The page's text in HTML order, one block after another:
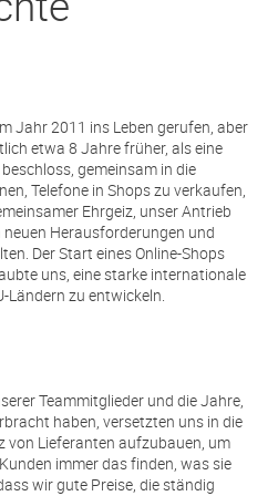
Jahr 2011 ins Leben gerufen, aber
etwa 8 Jahre früher, als eine
gemeinsam in die
Telefone in Shops zu verkaufen,
Ehrgeiz, unser Antrieb
Herausforderungen und
Der Start eines Online-Shops
uns, eine starke internationale
Ländern zu entwickeln.
Teammitglieder und die Jahre,
haben, versetzten uns in die
von Lieferanten aufzubauen, um
immer das finden, was sie
wir gute Preise, die ständig